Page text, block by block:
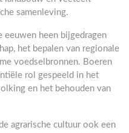
samenleving.
eeuwen heen bijgedragen
het bepalen van regionale
voedselbronnen. Boeren
rol gespeeld in het
en het behouden van
agrarische cultuur ook een